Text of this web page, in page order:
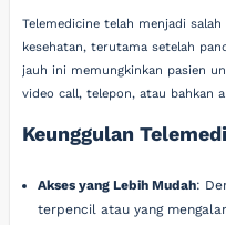
Telemedicine telah menjadi
kesehatan, terutama setelah
jauh ini memungkinkan pasien
video call, telepon, atau bahkan
Keunggulan
Akses yang Lebih Mudah:
terpencil atau yang